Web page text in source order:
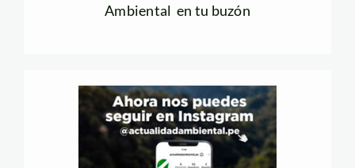
Ambiental en tu buzón